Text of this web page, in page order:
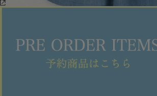
GREEN
スカート(すかーと) /